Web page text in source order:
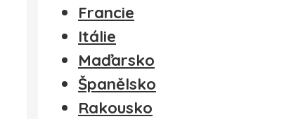
Francie
Itálie
Maďarsko
Španělsko
Rakousko